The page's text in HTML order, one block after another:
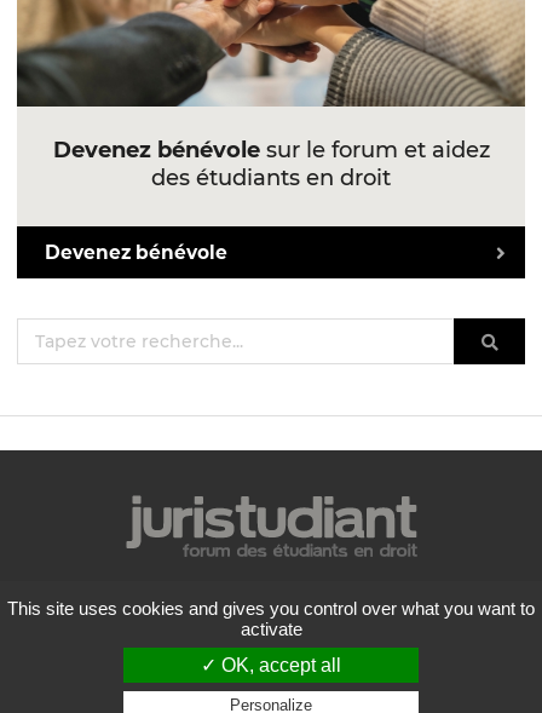
Devenez bénévolesur le forum et aidez
des étudiants en droit
Devenez bénévole
Mentions légales
Politique de confidentialité
Conditions générales d'utilisation
Liste des forums
Contactez-nous
This site uses cookies and gives you control over what you want to
activate
✓ OK, accept all
Personalize